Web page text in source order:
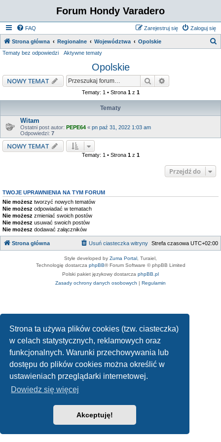
Strona ta używa plików cookies (tzw. ciasteczka)
w celach statystycznych, reklamowych oraz
funkcjonalnych. Warunki przechowywania lub
dostępu do plików cookies można określić w
ustawieniach przeglądarki internetowej.
Dowiedz się więcej
Akceptuję!
Forum Hondy Varadero
FAQ Zaloguj się
Zarejestruj się
Strona główna Regionalne Województwa Opolskie
j
Tematy bez odpowiedzi Aktywne tematy
Opolskie
NOWY TEMAT Szukaj
Tematy: 1 • Strona 1z 1
Tematy
Witam
Ostatni post autor: PEPE64 « pn paź 31, 2022 1:03 am
Odpowiedzi: 7
NOWY TEMAT
Tematy: 1 • Strona 1z 1
Przejdź do
TWOJE UPRAWNIENIA NA TYM FORUM
Nie możesz tworzyć nowych tematów
Nie możesz odpowiadać w tematach
Nie możesz zmieniać swoich postów
Nie możesz usuwać swoich postów
Nie możesz dodawać załączników
Strona główna Strefa czasowa UTC+02:00
Usuń ciasteczka witryny
Style developed by Zuma Portal , Turaiel,
Technologię dostarcza phpBB® Forum Software © phpBB Limited
Polski pakiet językowy dostarcza phpBB.pl
Zasady ochrony danych osobowych | Regulamin